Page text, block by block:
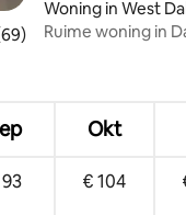
beoordeling van
Woning in West
Ruime woning in
Okt
€ 104